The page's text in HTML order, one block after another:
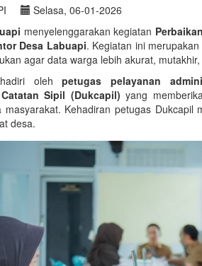
Selasa, 06-01-2026
menyelenggarakan kegiatan
Desa Labuapi. Kegiatan ini
agar data warga lebih akurat,
olehpetugas pelayanan
Sipil (Dukcapil) yang
Kehadiran petugas
desa.